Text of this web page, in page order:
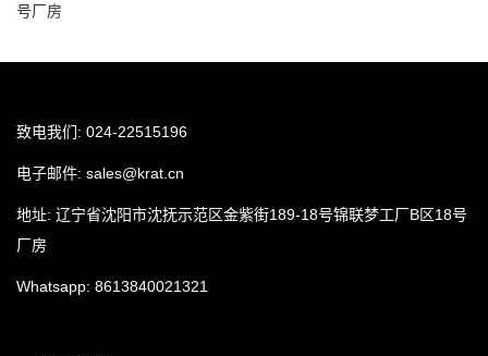
号厂房
致电我们: 024-22515196
电子邮件: sales@krat.cn
地址: 辽宁省沈阳市沈抚示范区金紫街189-18号锦联梦工厂B区18号
厂房
Whatsapp: 8613840021321